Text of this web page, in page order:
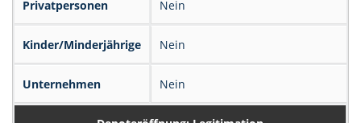
Privatpersonen Nein
Kinder/Minderjährige Nein
Unternehmen Nein